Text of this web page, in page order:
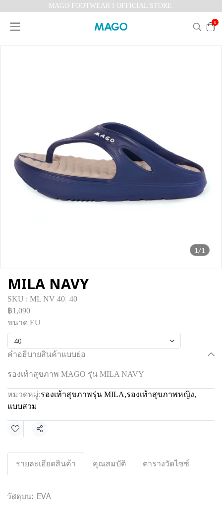
MAGO FOOTWEAR I OFFICIAL STORE
0
1/1
MILA NAVY
SKU : ML NV 40 40
฿1,090
ขนาด EU
40
คำอธิบายสินค้าแบบย่อ
รองเท้าสุขภาพ MAGO รุ่น MILA NAVY
หมวดหมู่:รองเท้าสุขภาพรุ่น MILA,รองเท้าสุขภาพหญิง,
แบบสวม
แชร์
รายละเอียดสินค้า คุณสมบัติ ตารางวัดไซซ์
วัสดุบน: EVA